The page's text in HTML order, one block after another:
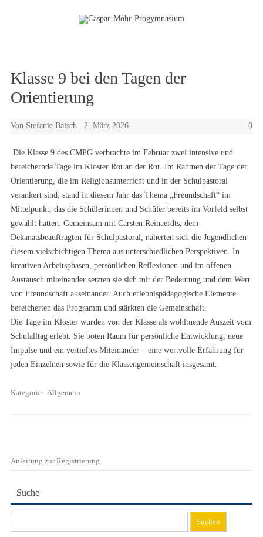
Klasse 9 bei den Tagen der
Orientierung
Von Stefanie Baisch 2. März 2026 0
Die Klasse 9 des CMPG verbrachte im Februar zwei intensive und
bereichernde Tage im Kloster Rot an der Rot. Im Rahmen der Tage der
Orientierung, die im Religionsunterricht und in der Schulpastoral
verankert sind, stand in diesem Jahr das Thema „Freundschaft“ im
Mittelpunkt, das die Schülerinnen und Schüler bereits im Vorfeld selbst
gewählt hatten. Gemeinsam mit Carsten Reinaerdts, dem
Dekanatsbeauftragten für Schulpastoral, näherten sich die Jugendlichen
diesem vielschichtigen Thema aus unterschiedlichen Perspektiven. In
kreativen Arbeitsphasen, persönlichen Reflexionen und im offenen
Austausch miteinander setzten sie sich mit der Bedeutung und dem Wert
von Freundschaft auseinander. Auch erlebnispädagogische Elemente
bereicherten das Programm und stärkten die Gemeinschaft.
Die Tage im Kloster wurden von der Klasse als wohltuende Auszeit vom
Schulalltag erlebt. Sie boten Raum für persönliche Entwicklung, neue
Impulse und ein vertieftes Miteinander – eine wertvolle Erfahrung für
jeden Einzelnen sowie für die Klassengemeinschaft insgesamt.
Kategorie: Allgemein
Anleitung zur Registrierung
Suche
nach: